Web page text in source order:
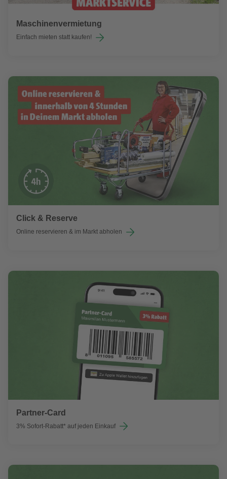
Maschinenvermietung
Einfach mieten statt kaufen!
Click & Reserve
Online reservieren & im Markt abholen
Partner-Card
3% Sofort-Rabatt* auf jeden Einkauf